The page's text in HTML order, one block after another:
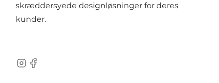
skræddersyede designløsninger for deres
kunder.
Instagram
Facebook